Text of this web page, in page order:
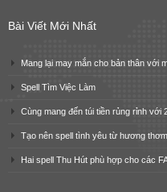
Bài Viết Mới Nhất
Mang lại may mắn cho bản thân với
Spell Tìm Việc Làm
Cùng mang đến túi tiền rủng rỉnh với
Tạo nên spell tình yêu từ hương
Hai spell Thu Hút phù hợp cho các